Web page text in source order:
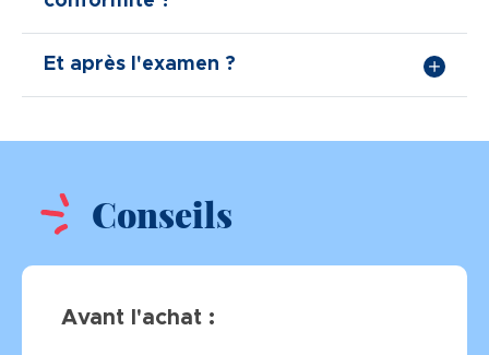
Et après l'examen ?
Conseils
Avant l'achat :